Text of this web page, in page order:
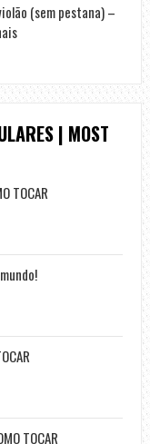
(sem pestana) –
| MOST
TOCAR
TOCAR